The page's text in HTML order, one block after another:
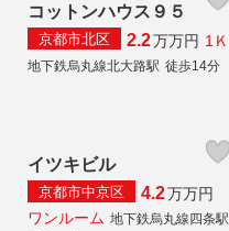
コットンハウス９５
京都市北区 2.2万万円 1Ｋ
地下鉄烏丸線北大路駅 徒歩14分
イツキビル
京都市中京区 4.2万万円
ワンルーム 地下鉄烏丸線四条駅